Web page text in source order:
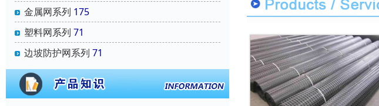
金属网系列 175
塑料网系列 71
边坡防护网系列 71